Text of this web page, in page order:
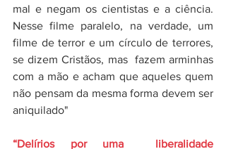
mal e negam os cientistas e a ciência.
Nesse filme paralelo, na verdade, um
filme de terror e um círculo de terrores,
se dizem Cristãos, mas  fazem arminhas
com a mão e acham que aqueles quem
não pensam da mesma forma devem ser
aniquilado"
“Delírios por uma  liberalidade